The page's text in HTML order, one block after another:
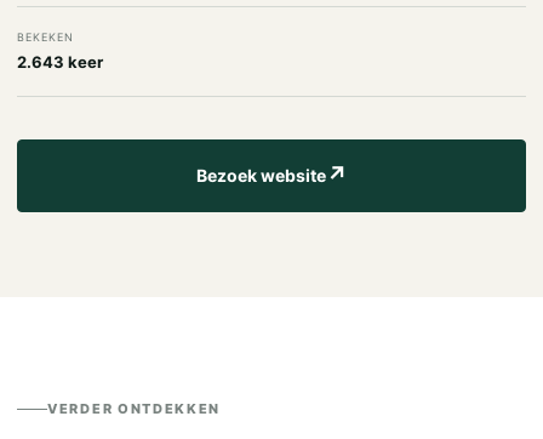
BEKEKEN
2.643 keer
Bezoek website↗
VERDER ONTDEKKEN